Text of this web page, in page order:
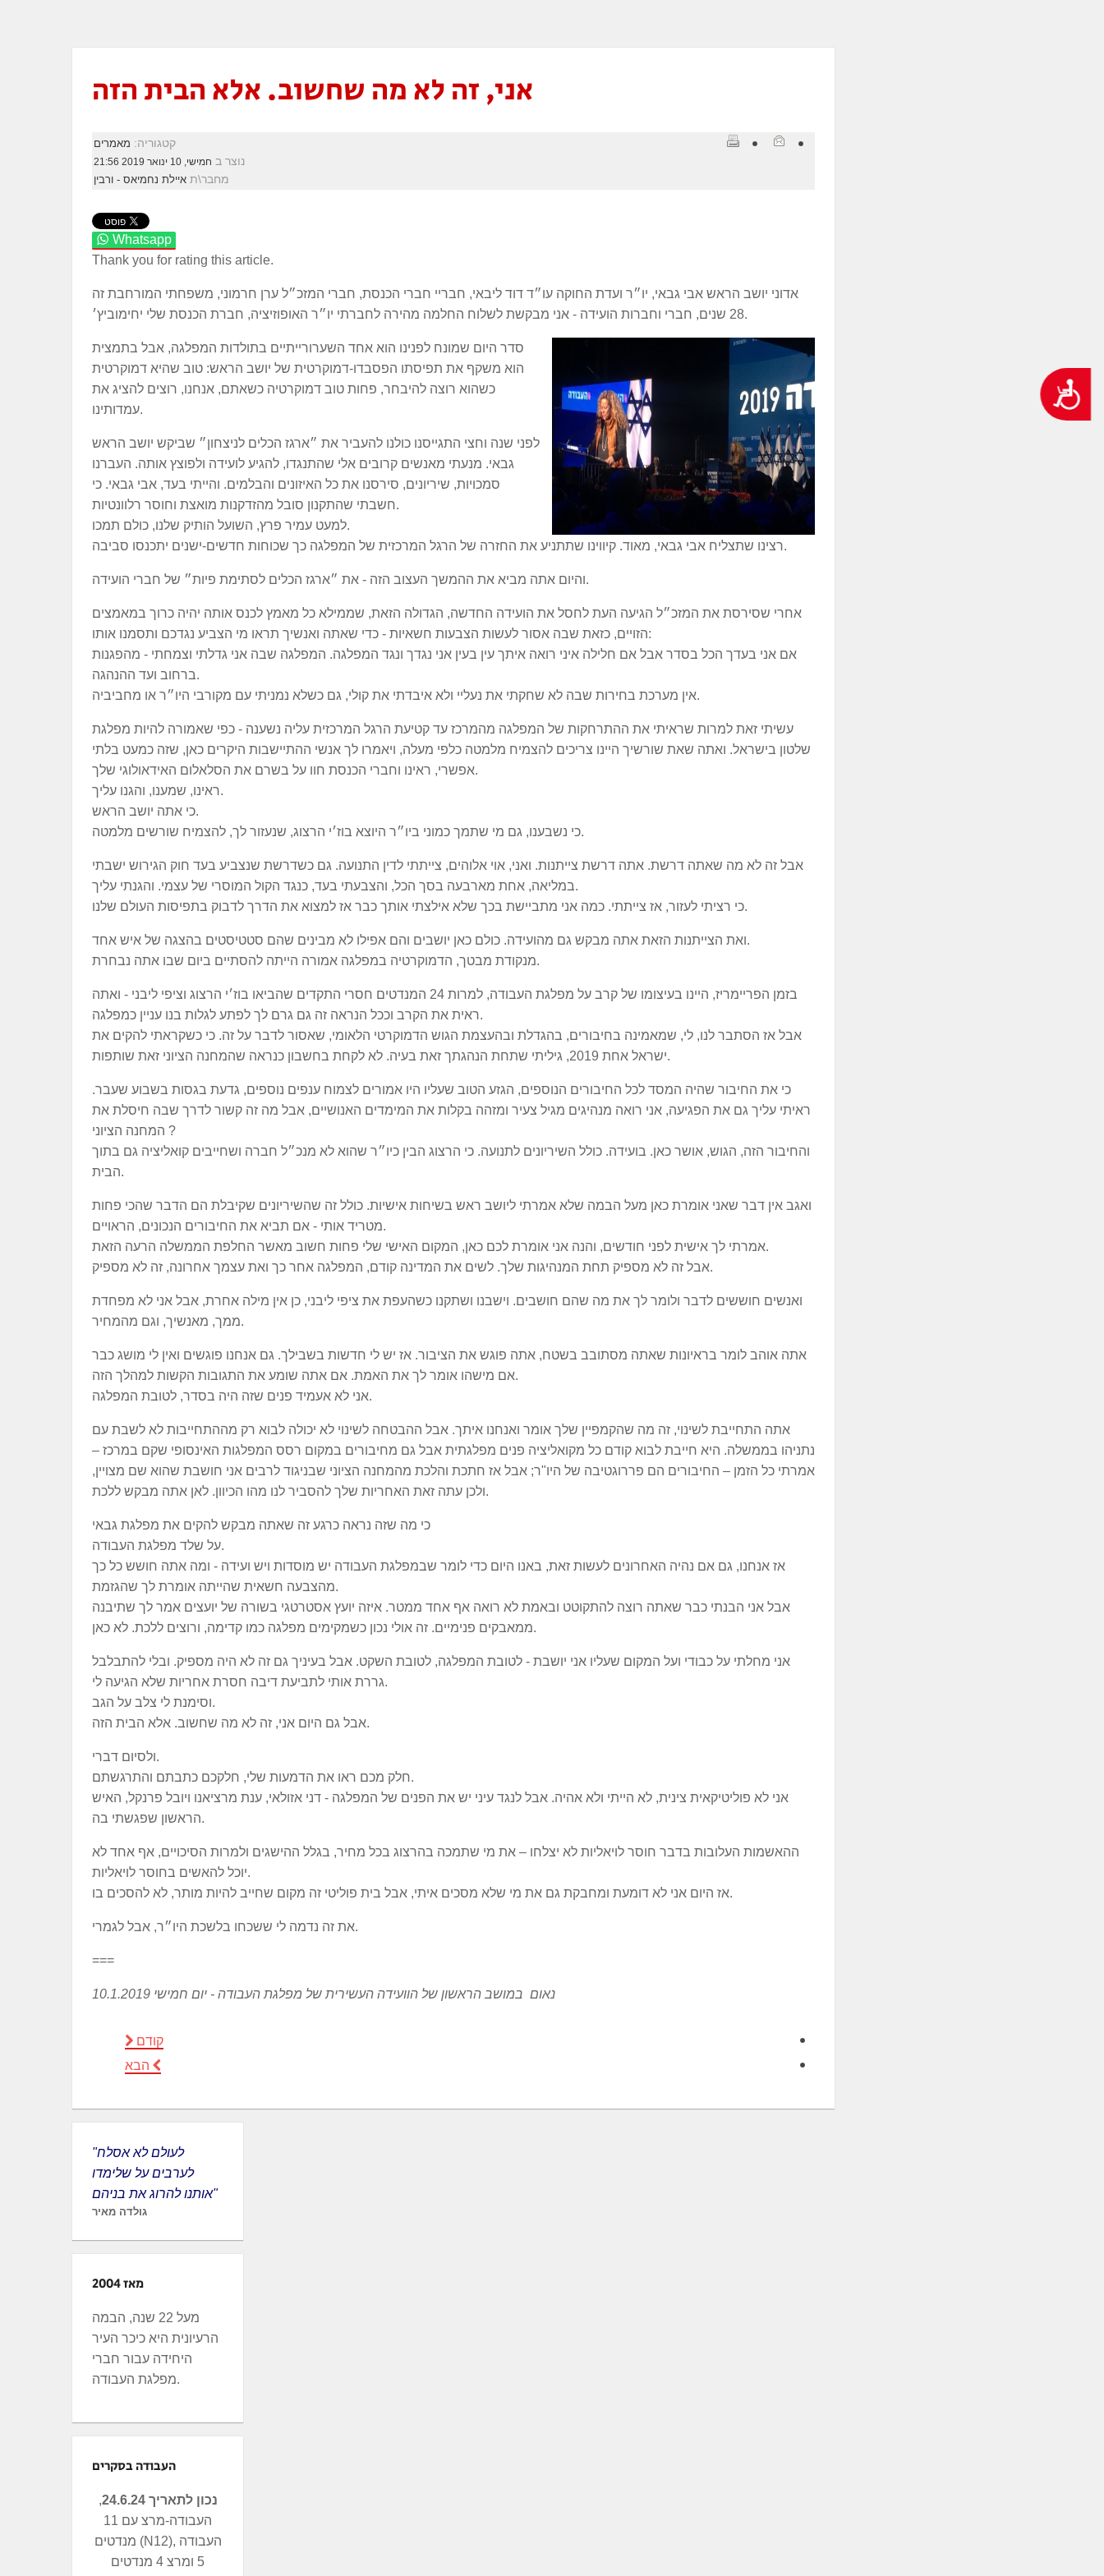
נגישות
אני, זה לא מה שחשוב. אלא הבית הזה
קטגוריה: מאמרים
נוצר ב חמישי, 10 ינואר 2019 21:56
מחבר\ת איילת נחמיאס - ורבין
Whatsapp
Thank you for rating this article.
אדוני יושב הראש אבי גבאי, יו״ר ועדת החוקה עו״ד דוד ליבאי, חבריי חברי הכנסת, חברי המזכ״ל ערן חרמוני, משפחתי המורחבת זה
28 שנים, חברי וחברות הועידה - אני מבקשת לשלוח החלמה מהירה לחברתי יו״ר האופוזיציה, חברת הכנסת שלי יחימוביץ׳.
סדר היום שמונח לפנינו הוא אחד השערורייתיים בתולדות המפלגה, אבל בתמצית
הוא משקף את תפיסתו הפסבדו-דמוקרטית של יושב הראש: טוב שהיא דמוקרטית
כשהוא רוצה להיבחר, פחות טוב דמוקרטיה כשאתם, אנחנו, רוצים להציג את
עמדותינו.
לפני שנה וחצי התגייסנו כולנו להעביר את ״ארגז הכלים לניצחון״ שביקש יושב הראש
גבאי. מנעתי מאנשים קרובים אלי שהתנגדו, להגיע לועידה ולפוצץ אותה. העברנו
סמכויות, שיריונים, סירסנו את כל האיזונים והבלמים. והייתי בעד, אבי גבאי. כי
חשבתי שהתקנון סובל מהזדקנות מואצת וחוסר רלוונטיות.
למעט עמיר פרץ, השועל הותיק שלנו, כולם תמכו.
רצינו שתצליח אבי גבאי, מאוד. קיווינו שתתניע את החזרה של הרגל המרכזית של המפלגה כך שכוחות חדשים-ישנים יתכנסו סביבה.
והיום אתה מביא את ההמשך העצוב הזה - את ״ארגז הכלים לסתימת פיות״ של חברי הועידה.
אחרי שסירסת את המזכ״ל הגיעה העת לחסל את הועידה החדשה, הגדולה הזאת, שממילא כל מאמץ לכנס אותה יהיה כרוך במאמצים
הזויים, כזאת שבה אסור לעשות הצבעות חשאיות - כדי שאתה ואנשיך תראו מי הצביע נגדכם ותסמנו אותו:
אם אני בעדך הכל בסדר אבל אם חלילה איני רואה איתך עין בעין אני נגדך ונגד המפלגה. המפלגה שבה אני גדלתי וצמחתי - מהפגנות
ברחוב ועד ההנהגה.
אין מערכת בחירות שבה לא שחקתי את נעליי ולא איבדתי את קולי, גם כשלא נמניתי עם מקורבי היו״ר או מחביביה.
עשיתי זאת למרות שראיתי את ההתרחקות של המפלגה מהמרכז עד קטיעת הרגל המרכזית עליה נשענה - כפי שאמורה להיות מפלגת
שלטון בישראל. ואתה שאת שורשיך היינו צריכים להצמיח מלמטה כלפי מעלה, ויאמרו לך אנשי ההתיישבות היקרים כאן, שזה כמעט בלתי
אפשרי, ראינו וחברי הכנסת חוו על בשרם את הסלאלום האידאולוגי שלך.
ראינו, שמענו, והגנו עליך.
כי אתה יושב הראש.
כי נשבענו, גם מי שתמך כמוני ביו״ר היוצא בוז׳י הרצוג, שנעזור לך, להצמיח שורשים מלמטה.
אבל זה לא מה שאתה דרשת. אתה דרשת צייתנות. ואני, אוי אלוהים, צייתתי לדין התנועה. גם כשדרשת שנצביע בעד חוק הגירוש ישבתי
במליאה, אחת מארבעה בסך הכל, והצבעתי בעד, כנגד הקול המוסרי של עצמי. והגנתי עליך.
כי רציתי לעזור, אז צייתתי. כמה אני מתביישת בכך שלא אילצתי אותך כבר אז למצוא את הדרך לדבוק בתפיסות העולם שלנו.
ואת הצייתנות הזאת אתה מבקש גם מהועידה. כולם כאן יושבים והם אפילו לא מבינים שהם סטטיסטים בהצגה של איש אחד.
מנקודת מבטך, הדמוקרטיה במפלגה אמורה הייתה להסתיים ביום שבו אתה נבחרת.
בזמן הפריימריז, היינו בעיצומו של קרב על מפלגת העבודה, למרות 24 המנדטים חסרי התקדים שהביאו בוז׳י הרצוג וציפי ליבני - ואתה
ראית את הקרב וככל הנראה זה גם גרם לך לפתע לגלות בנו עניין כמפלגה.
אבל אז הסתבר לנו, לי, שמאמינה בחיבורים, בהגדלת ובהעצמת הגוש הדמוקרטי הלאומי, שאסור לדבר על זה. כי כשקראתי להקים את
ישראל אחת 2019, גיליתי שתחת הנהגתך זאת בעיה. לא לקחת בחשבון כנראה שהמחנה הציוני זאת שותפות.
כי את החיבור שהיה המסד לכל החיבורים הנוספים, הגזע הטוב שעליו היו אמורים לצמוח ענפים נוספים, גדעת בגסות בשבוע שעבר.
ראיתי עליך גם את הפגיעה, אני רואה מנהיגים מגיל צעיר ומזהה בקלות את המימדים האנושיים, אבל מה זה קשור לדרך שבה חיסלת את
המחנה הציוני ?
והחיבור הזה, הגוש, אושר כאן. בועידה. כולל השיריונים לתנועה. כי הרצוג הבין כיו״ר שהוא לא מנכ״ל חברה ושחייבים קואליציה גם בתוך
הבית.
ואגב אין דבר שאני אומרת כאן מעל הבמה שלא אמרתי ליושב ראש בשיחות אישיות. כולל זה שהשיריונים שקיבלת הם הדבר שהכי פחות
מטריד אותי - אם תביא את החיבורים הנכונים, הראויים.
אמרתי לך אישית לפני חודשים, והנה אני אומרת לכם כאן, המקום האישי שלי פחות חשוב מאשר החלפת הממשלה הרעה הזאת.
אבל זה לא מספיק תחת המנהיגות שלך. לשים את המדינה קודם, המפלגה אחר כך ואת עצמך אחרונה, זה לא מספיק.
ואנשים חוששים לדבר ולומר לך את מה שהם חושבים. וישבנו ושתקנו כשהעפת את ציפי ליבני, כן אין מילה אחרת, אבל אני לא מפחדת
ממך, מאנשיך, וגם מהמחיר.
אתה אוהב לומר בראיונות שאתה מסתובב בשטח, אתה פוגש את הציבור. אז יש לי חדשות בשבילך. גם אנחנו פוגשים ואין לי מושג כבר
אם מישהו אומר לך את האמת. אם אתה שומע את התגובות הקשות למהלך הזה.
אני לא אעמיד פנים שזה היה בסדר, לטובת המפלגה.
אתה התחייבת לשינוי, זה מה שהקמפיין שלך אומר ואנחנו איתך. אבל ההבטחה לשינוי לא יכולה לבוא רק מההתחייבות לא לשבת עם
נתניהו בממשלה. היא חייבת לבוא קודם כל מקואליציה פנים מפלגתית אבל גם מחיבורים במקום רסס המפלגות האינסופי שקם במרכז –
אמרתי כל הזמן – החיבורים הם פררוגטיבה של היו"ר; אבל אז חתכת והלכת מהמחנה הציוני שבניגוד לרבים אני חושבת שהוא שם מצויין,
ולכן עתה זאת האחריות שלך להסביר לנו מהו הכיוון. לאן אתה מבקש ללכת.
כי מה שזה נראה כרגע זה שאתה מבקש להקים את מפלגת גבאי
על שלד מפלגת העבודה.
אז אנחנו, גם אם נהיה האחרונים לעשות זאת, באנו היום כדי לומר שבמפלגת העבודה יש מוסדות ויש ועידה - ומה אתה חושש כל כך
מהצבעה חשאית שהייתה אומרת לך שהגזמת.
אבל אני הבנתי כבר שאתה רוצה להתקוטט ובאמת לא רואה אף אחד ממטר. איזה יועץ אסטרטגי בשורה של יועצים אמר לך שתיבנה
ממאבקים פנימיים. זה אולי נכון כשמקימים מפלגה כמו קדימה, ורוצים ללכת. לא כאן.
אני מחלתי על כבודי ועל המקום שעליו אני יושבת - לטובת המפלגה, לטובת השקט. אבל בעיניך גם זה לא היה מספיק. ובלי להתבלבל
גררת אותי לתביעת דיבה חסרת אחריות שלא הגיעה לי.
וסימנת לי צלב על הגב.
אבל גם היום אני, זה לא מה שחשוב. אלא הבית הזה.
ולסיום דברי.
חלק מכם ראו את הדמעות שלי, חלקכם כתבתם והתרגשתם.
אני לא פוליטיקאית צינית, לא הייתי ולא אהיה. אבל לנגד עיני יש את הפנים של המפלגה - דני אזולאי, ענת מרציאנו ויובל פרנקל, האיש
הראשון שפגשתי בה.
ההאשמות העלובות בדבר חוסר לויאליות לא יצלחו – את מי שתמכה בהרצוג בכל מחיר, בגלל ההישגים ולמרות הסיכויים, אף אחד לא
יוכל להאשים בחוסר לויאליות.
אז היום אני לא דומעת ומחבקת גם את מי שלא מסכים איתי, אבל בית פוליטי זה מקום שחייב להיות מותר, לא להסכים בו.
את זה נדמה לי ששכחו בלשכת היו״ר, אבל לגמרי.
===
נאום במושב הראשון של הוועידה העשירית של מפלגת העבודה - יום חמישי 10.1.2019
קודם
הבא
"לעולם לא אסלח
לערבים על שלימדו
אותנו להרוג את בניהם"
גולדה מאיר
מאז 2004
מעל 22 שנה, הבמה
הרעיונית היא כיכר העיר
היחידה עבור חברי
מפלגת העבודה.
העבודה בסקרים
נכון לתאריך 24.6.24
,
העבודה-מרצ עם 11
מנדטים (N12), העבודה
5 ומרצ 4 מנדטים